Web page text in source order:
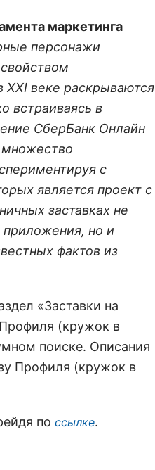
маркетинга
персонажи
XXI веке раскрываются
встраиваясь в
СберБанк Онлайн
множество
с
является проект с
заставках не
приложения, но и
фактов из
«Заставки на
(кружок в
поиске. Описания
Профиля (кружок в
по ссылке.